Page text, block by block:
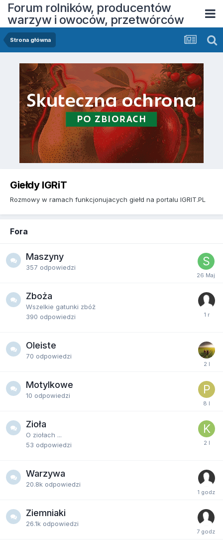
Forum rolników, producentów
warzyw i owoców, przetwórców
Strona główna
Giełdy IGRiT
Rozmowy w ramach funkcjonujacych giełd na portalu IGRIT.PL
Fora
Maszyny
357 odpowiedzi
Zboża
Wszelkie gatunki zbóż
390 odpowiedzi
Oleiste
70 odpowiedzi
Motylkowe
10 odpowiedzi
Zioła
O ziołach ...
53 odpowiedzi
Warzywa
20.8k odpowiedzi
Ziemniaki
26.1k odpowiedzi